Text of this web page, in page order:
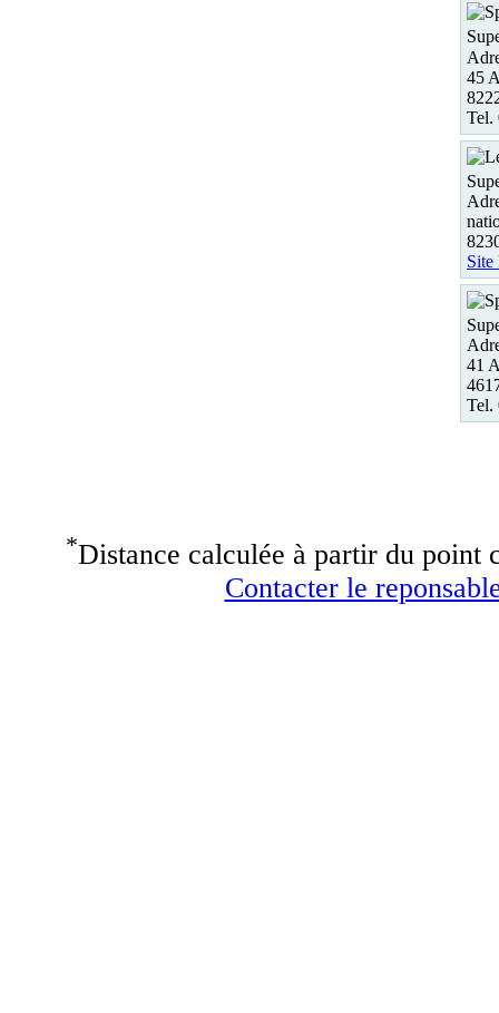
45
Tel.
Site
41
Tel.
*Distance calculée à partir du point
Contacter le